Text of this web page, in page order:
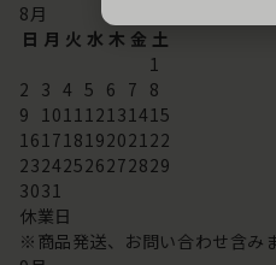
8月
日 月 火 水 木 金 土
1
2 3 4 5 6 7 8
9 101112131415
16171819202122
23242526272829
3031
休業日
※商品発送、お問い合わせ含みま